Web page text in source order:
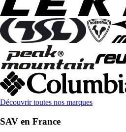
Découvrir toutes nos marques
SAV en France